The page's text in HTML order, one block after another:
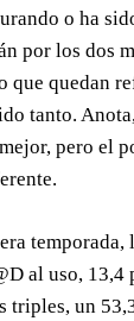
o ha
por los dos
que quedan
tanto.
pero el
temporada,
al uso, 13,4
triples, un